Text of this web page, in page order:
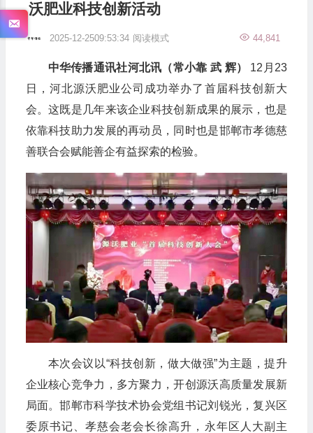
沃肥业科技创新活动
2025-12-2509:53:34 44,841
阅读模式
中华传播通讯社河北讯（常小靠 武 辉）
12月23
日，河北源沃肥业公司成功举办了首届科技创新大
会。这既是几年来该企业科技创新成果的展示，也是
依靠科技助力发展的再动员，同时也是邯郸市孝德慈
善联合会赋能善企有益探索的检验。
本次会议以“科技创新，做大做强”为主题，提升
企业核心竞争力，多方聚力，开创源沃高质量发展新
局面。邯郸市科学技术协会党组书记刘锐光，复兴区
委原书记、孝慈会老会长徐高升，永年区人大副主